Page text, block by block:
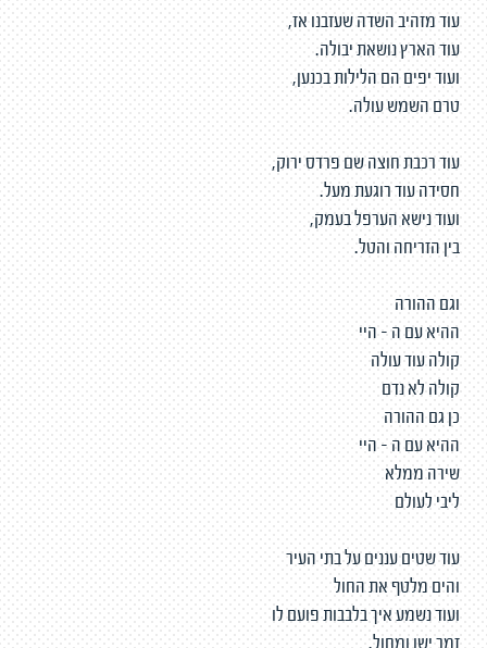
עוד מזהיב השדה שעזבנו אז,
עוד הארץ נושאת יבולה.
ועוד יפים הם הלילות בכנען,
טרם השמש עולה.
עוד רכבת חוצה שם פרדס ירוק,
חסידה עוד רוגעת מעל.
ועוד נישא הערפל בעמק,
בין הזריחה והטל.
וגם ההורה
ההיא עם ה - היי
קולה עוד עולה
קולה לא נדם
כן גם ההורה
ההיא עם ה - היי
שירה ממלא
ליבי לעולם
עוד שטים עננים על בתי העיר
והים מלטף את החול
ועוד נשמע איך בלבבות פועם לו